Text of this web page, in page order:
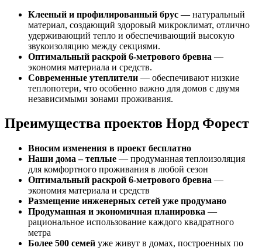
Клееный и профилированный брус — натуральный
материал, создающий здоровый микроклимат, отлично
удерживающий тепло и обеспечивающий высокую
звукоизоляцию между секциями.
Оптимальный раскрой 6-метрового бревна —
экономия материала и средств.
Современные утеплители — обеспечивают низкие
теплопотери, что особенно важно для домов с двумя
независимыми зонами проживания.
Преимущества проектов Норд Форест
Вносим изменения в проект бесплатно
Наши дома – теплые — продуманная теплоизоляция
для комфортного проживания в любой сезон
Оптимальный раскрой 6-метрового бревна —
экономия материала и средств
Размещение инженерных сетей уже продумано
Продуманная и экономичная планировка —
рациональное использование каждого квадратного
метра
Более 500 семей уже живут в домах, построенных по